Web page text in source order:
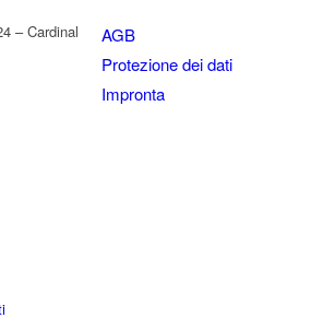
– Cardinal
AGB
Protezione dei dati
Impronta